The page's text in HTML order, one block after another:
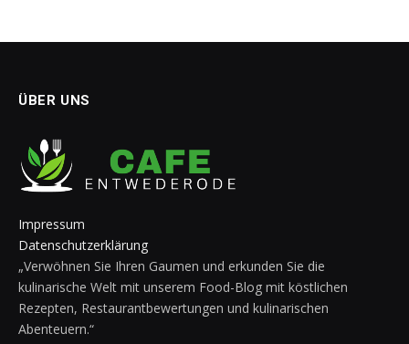
ÜBER UNS
Impressum
Datenschutzerklärung
„Verwöhnen Sie Ihren Gaumen und erkunden Sie die
kulinarische Welt mit unserem Food-Blog mit köstlichen
Rezepten, Restaurantbewertungen und kulinarischen
Abenteuern.“